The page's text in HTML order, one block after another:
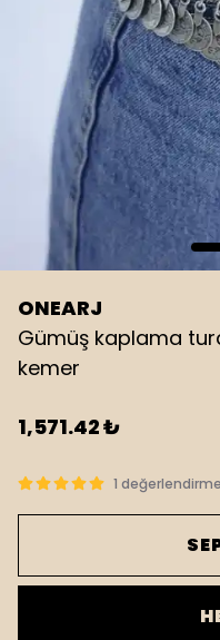
ONEARJ
Gümüş kaplama
kemer
1,571.42 ₺
1 değerlendirme